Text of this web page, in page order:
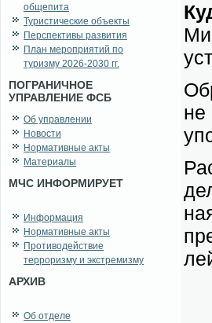
общепита
Туристические объекты
Перспективы развития
План мероприятий по
туризму 2026-2030 гг.
ПОГРАНИЧНОЕ
УПРАВЛЕНИЕ ФСБ
Об управлении
Новости
Нормативные акты
Материалы
МЧС ИНФОРМИРУЕТ
Информация
Нормативные акты
Противодействие
терроризму и экстремизму
АРХИВ
Об отделе
не